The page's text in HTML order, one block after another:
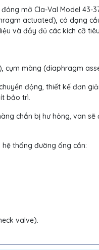
mở Cla-Val Model 43-
actuated), có dạng
và đầy đủ các kích cỡ
cụm màng (diaphragm
động, thiết kế đơn
bảo trì.
chắn bị hư hỏng, van
thống đường ống cần:
valve).